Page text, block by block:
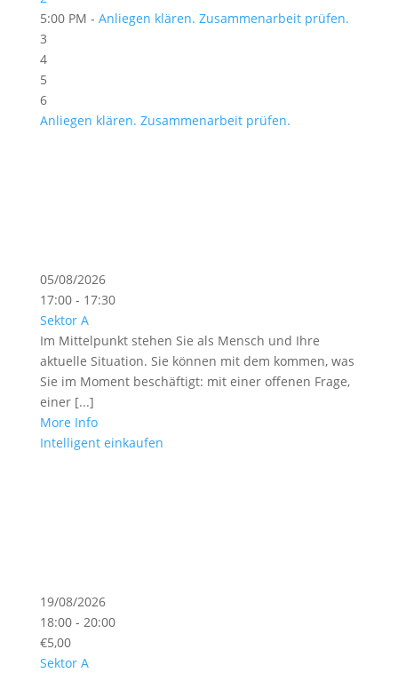
5:00 PM - Anliegen klären. Zusammenarbeit prüfen.
3
4
5
6
Anliegen klären. Zusammenarbeit prüfen.
05/08/2026
17:00 - 17:30
Sektor A
Im Mittelpunkt stehen Sie als Mensch und Ihre
aktuelle Situation. Sie können mit dem kommen, was
Sie im Moment beschäftigt: mit einer offenen Frage,
einer [...]
More Info
Intelligent einkaufen
19/08/2026
18:00 - 20:00
€5,00
Sektor A